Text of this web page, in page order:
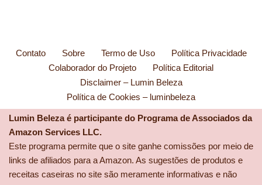
Contato Sobre Termo de Uso
Política Privacidade
Colaborador do Projeto
Política Editorial
Disclaimer – Lumin Beleza
Política de Cookies – luminbeleza
Lumin Beleza é participante do Programa de Associados da
Amazon Services LLC.
Este programa permite que o site ganhe comissões por meio de
links de afiliados para a Amazon. As sugestões de produtos e
receitas caseiras no site são meramente informativas e não